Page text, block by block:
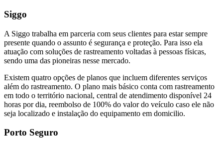
Siggo
A Siggo trabalha em parceria com seus clientes para estar sempre
presente quando o assunto é segurança e proteção. Para isso ela
atuação com soluções de rastreamento voltadas à pessoas físicas,
sendo uma das pioneiras nesse mercado.
Existem quatro opções de planos que incluem diferentes serviços
além do rastreamento. O plano mais básico conta com rastreamento
em todo o território nacional, central de atendimento disponível 24
horas por dia, reembolso de 100% do valor do veículo caso ele não
seja localizado e instalação do equipamento em domicilio.
Porto Seguro